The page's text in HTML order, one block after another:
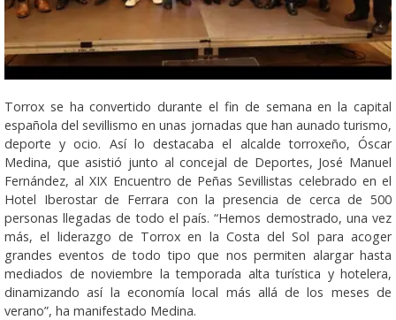
Torrox se ha convertido durante el fin de semana en la capital
española del sevillismo en unas jornadas que han aunado turismo,
deporte y ocio. Así lo destacaba el alcalde torroxeño, Óscar
Medina, que asistió junto al concejal de Deportes, José Manuel
Fernández, al XIX Encuentro de Peñas Sevillistas celebrado en el
Hotel Iberostar de Ferrara con la presencia de cerca de 500
personas llegadas de todo el país. “Hemos demostrado, una vez
más, el liderazgo de Torrox en la Costa del Sol para acoger
grandes eventos de todo tipo que nos permiten alargar hasta
mediados de noviembre la temporada alta turística y hotelera,
dinamizando así la economía local más allá de los meses de
verano”, ha manifestado Medina.